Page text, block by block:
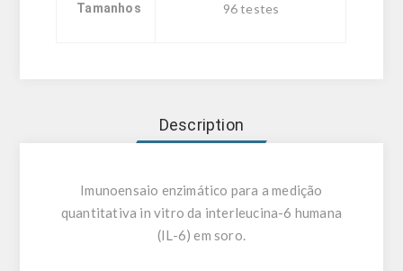
Tamanhos 96 testes
Description
Imunoensaio enzimático para a medição
quantitativa in vitro da interleucina-6 humana
(IL-6) em soro.